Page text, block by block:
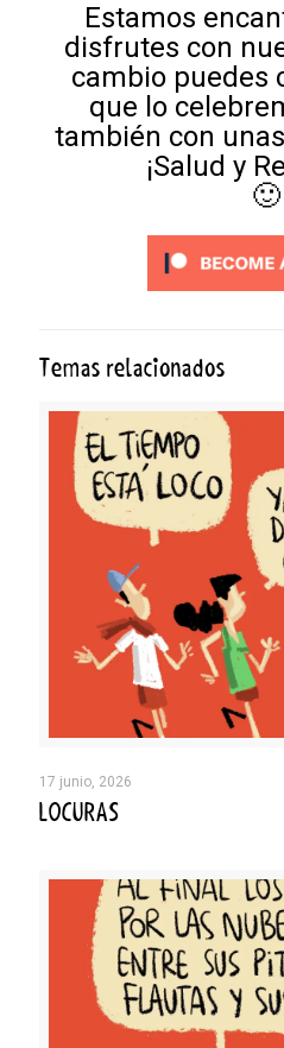
Estamos
disfrutes con
cambio puedes
que lo
también con
¡Salud y
🙂
Temas relacionados
17 junio, 2026
LOCURAS